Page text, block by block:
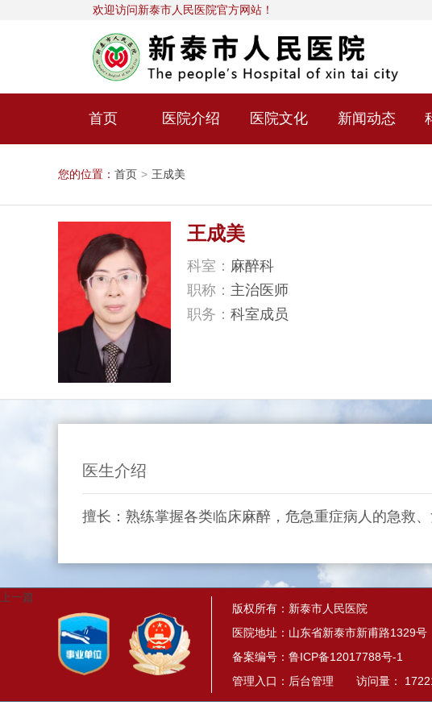
欢迎访问新泰市人民医院官方网站！
首页 医院介绍 医院文化 新闻动态
您的位置： 首页 > 王成美
王成美
科室： 麻醉科
职称： 主治医师
职务： 科室成员
医生介绍
擅长：熟练掌握各类临床麻醉，危急重症病人的急救
上一篇
版权所有：新泰市人民医院
医院地址：山东省新泰市新甫路1329号
备案编号： 鲁ICP备12017788号-1
管理入口： 后台管理 访问量：